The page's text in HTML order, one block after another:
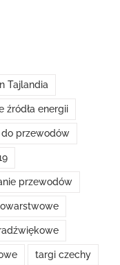
Tajlandia
źródła energii
przewodów
przewodów
targi czechy